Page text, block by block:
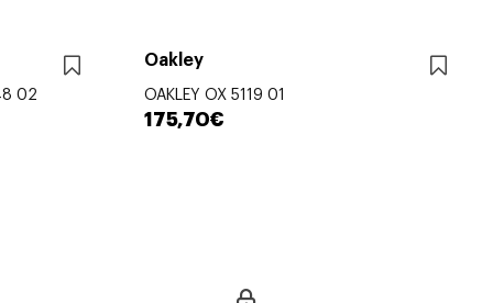
02
Oakley
OAKLEY OX 5119 01
175,70€